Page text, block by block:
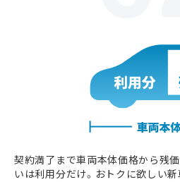
契約満了まで車両本体価格から残
いは利用分だけ。おトクに欲しい新